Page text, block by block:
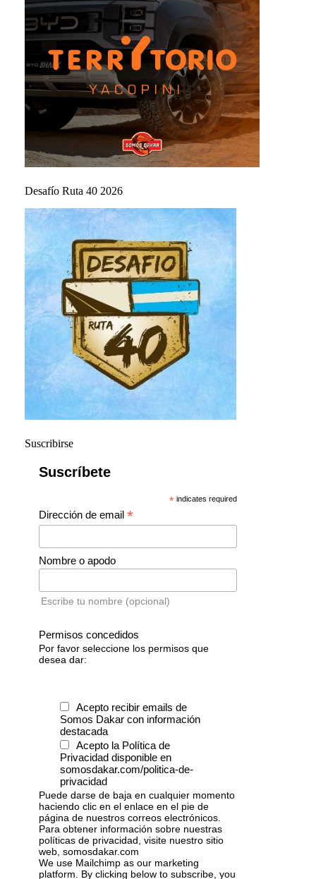
Desafío Ruta 40 2026
Suscribirse
Suscríbete
* indicates required
Dirección de email *
Nombre o apodo
Escribe tu nombre (opcional)
Permisos concedidos
Por favor seleccione los permisos que
desea dar:
Acepto recibir emails de
Somos Dakar con información
destacada
Acepto la Política de
Privacidad disponible en
somosdakar.com/politica-de-
privacidad
Puede darse de baja en cualquier momento
haciendo clic en el enlace en el pie de
página de nuestros correos electrónicos.
Para obtener información sobre nuestras
políticas de privacidad, visite nuestro sitio
web, somosdakar.com
We use Mailchimp as our marketing
platform. By clicking below to subscribe, you